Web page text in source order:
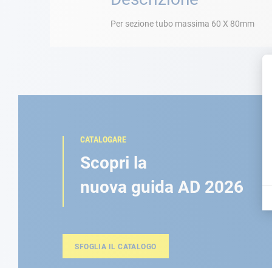
Per sezione tubo massima 60 X 80mm
CATALOGARE
Scopri la
nuova guida AD 2026
SFOGLIA IL CATALOGO